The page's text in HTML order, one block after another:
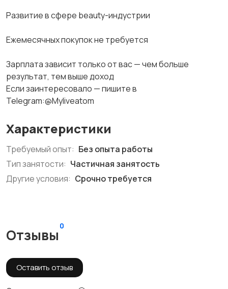
Развитие в сфере beauty-индустрии
Ежемесячных покупок не требуется
Зарплата зависит только от вас — чем больше
результат, тем выше доход
Если заинтересовало — пишите в
Telegram:@Myliveatom
Характеристики
Требуемый опыт: Без опыта работы
Тип занятости: Частичная занятость
Другие условия: Срочно требуется
Отзывы
0
Оставить отзыв